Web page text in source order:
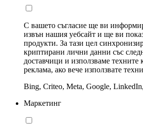
С вашето съгласие ще ви
извън нашия уебсайт и ще ви
продукти. За тази цел
криптирани лични данни със
доставчици и използваме техните
реклама, ако вече използвате
Bing, Criteo, Meta, Google,
Маркетинг